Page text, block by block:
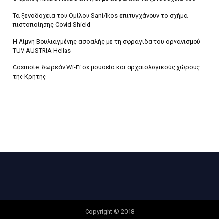
Τα ξενοδοχεία του Ομίλου Sani/Ikos επιτυγχάνουν το σχήμα
πιστοποίησης Covid Shield
H Λίμνη Βουλιαγμένης ασφαλής με τη σφραγίδα του οργανισμού
TUV AUSTRIA Hellas
Cosmote: δωρεάν Wi-Fi σε μουσεία και αρχαιολογικούς χώρους
της Κρήτης
Copyright © 2018